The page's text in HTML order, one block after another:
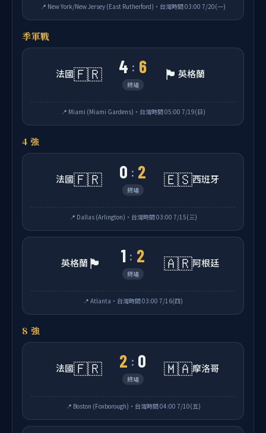
📍 New York/New Jersey (East Rutherford)・台灣時間 03:00 7/20(一)
季軍戰
法國🇫🇷 4 : 6
終場
🏴󠁧󠁢󠁥󠁮󠁧󠁿 英格蘭
📍 Miami (Miami Gardens)・台灣時間 05:00 7/19(日)
4 強
法國🇫🇷 0 : 2
終場
🇪🇸西班牙
📍 Dallas (Arlington)・台灣時間 03:00 7/15(三)
英格蘭🏴󠁧󠁢󠁥󠁮󠁧󠁿 1 : 2
終場
🇦🇷阿根廷
📍 Atlanta・台灣時間 03:00 7/16(四)
8 強
法國🇫🇷 2 : 0
終場
🇲🇦摩洛哥
📍 Boston (Foxborough)・台灣時間 04:00 7/10(五)